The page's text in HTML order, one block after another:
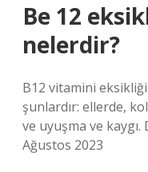
Be 12
nelerdir?
B12 vitamini
şunlardır: ellerde,
ve uyuşma ve
Ağustos 2023